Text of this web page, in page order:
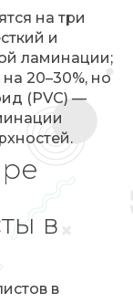
на три
и
ламинации;
20–30%, но
(PVC) —
в
в